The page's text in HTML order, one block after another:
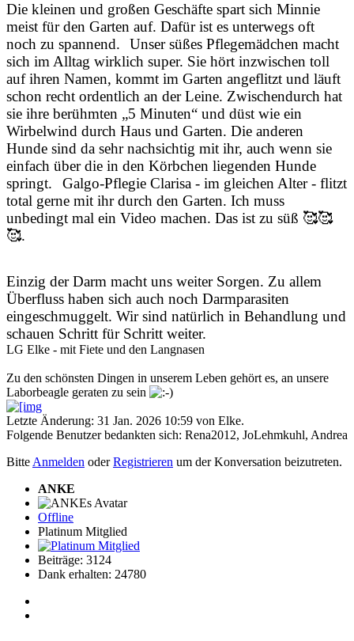
Die kleinen und großen Geschäfte spart sich Minnie
meist für den Garten auf. Dafür ist es unterwegs oft
noch zu spannend.
Unser süßes Pflegemädchen macht
sich im Alltag wirklich super. Sie hört inzwischen toll
auf ihren Namen, kommt im Garten angeflitzt und läuft
schon recht ordentlich an der Leine. Zwischendurch hat
sie ihre berühmten „5 Minuten“ und düst wie ein
Wirbelwind durch Haus und Garten. Die anderen
Hunde sind da sehr nachsichtig mit ihr, auch wenn sie
einfach über die in den Körbchen liegenden Hunde
springt.
Galgo-Pflegie Clarisa - im gleichen Alter - flitzt
total gerne mit ihr durch den Garten. Ich muss
unbedingt mal ein Video machen. Das ist zu süß 🥰🥰
🥰.
​​​​​​​Einzig der Darm macht uns weiter Sorgen. Zu allem
Überfluss haben sich auch noch Darmparasiten
eingeschmuggelt. Wir sind natürlich in Behandlung und
schauen Schritt für Schritt weiter.
LG Elke - mit Fiete und den Langnasen
Zu den schönsten Dingen in unserem Leben gehört es, an unsere
Laborbeagle geraten zu sein
Letzte Änderung: 31 Jan. 2026 10:59 von Elke.
Folgende Benutzer bedankten sich: Rena2012, JoLehmkuhl, Andrea
BitteAnmelden oderRegistrieren um der Konversation beizutreten.
ANKE
Offline
Platinum Mitglied
Beiträge: 3124
Dank erhalten: 24780